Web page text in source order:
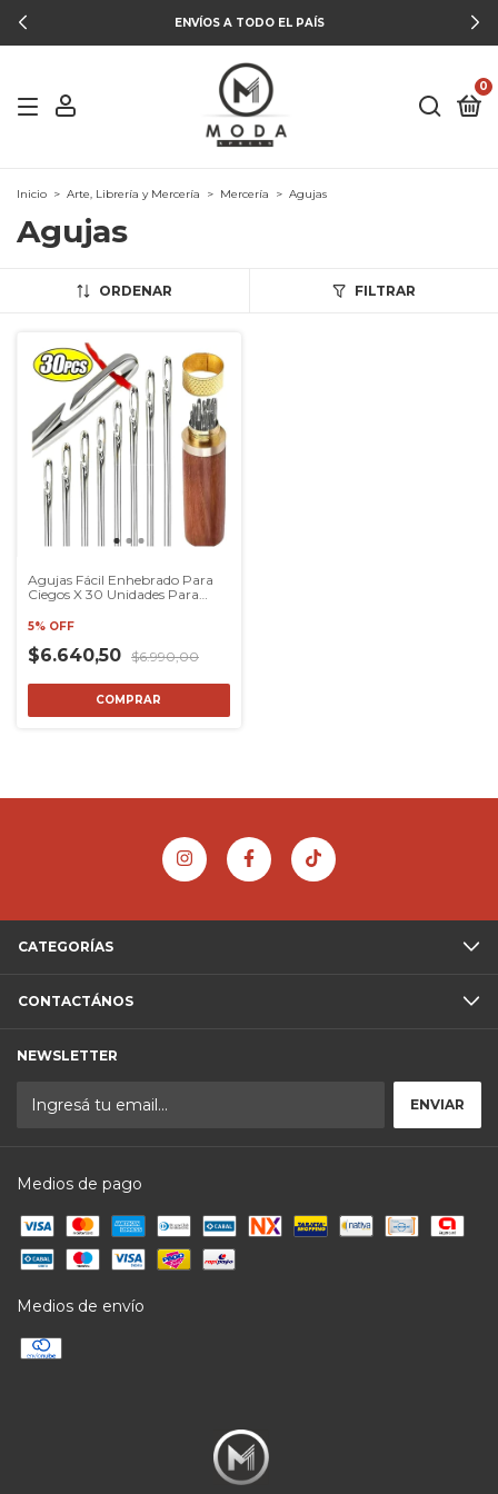
ENVÍOS A TODO EL PAÍS
0
Inicio > Arte, Librería y Mercería > Mercería > Agujas
Agujas
ORDENAR FILTRAR
Agujas Fácil Enhebrado Para
Ciegos X 30 Unidades Para
5% OFF
$6.640,50 $6.990,00
COMPRAR
CATEGORÍAS
CONTACTÁNOS
NEWSLETTER
Medios de pago
Medios de envío